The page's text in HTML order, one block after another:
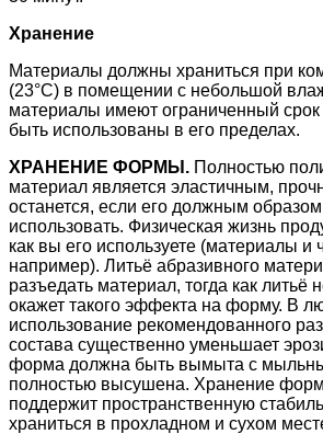
Хранение
Материалы должны храниться при
(23°C) в помещении с небольшой
материалы имеют ограниченный
быть использованы в его пределах.
ХРАНЕНИЕ ФОРМЫ. Полностью
материал является эластичным,
останется, если его должным
использовать. Физическая жизнь
как вы его используете (материалы и
например). Литьё абразивного
разъедать материал, тогда как литьё
окажет такого эффекта на форму. В
использование рекомендованного
состава существенно уменьшает
форма должна быть вымыта с
полностью высушена. Хранение
поддержит пространственную
храниться в прохладном и сухом